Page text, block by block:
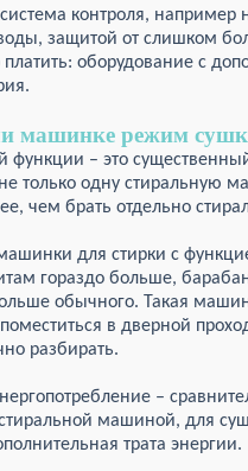
контроля,
защитой от слишком
платить: оборудование с
машинке режим
функции – это
только одну стиральную
чем брать отдельно
для стирки с
гораздо больше,
обычного. Такая
в дверной
разбирать.
–
машиной, для
трата энергии.